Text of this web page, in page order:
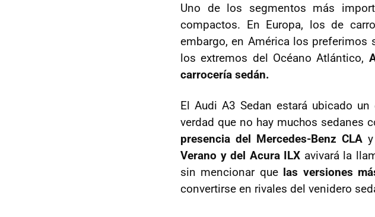
Uno de los segmentos más
compactos. En Europa, los de
embargo, en América los preferimos
los extremos del Océano Atlántico,
carrocería sedán.
El Audi A3 Sedan estará ubicado
verdad que no hay muchos sedanes
presencia del Mercedes-Benz CLA
Verano y del Acura ILX avivará la
sin mencionar que las versiones
convertirse en rivales del venidero